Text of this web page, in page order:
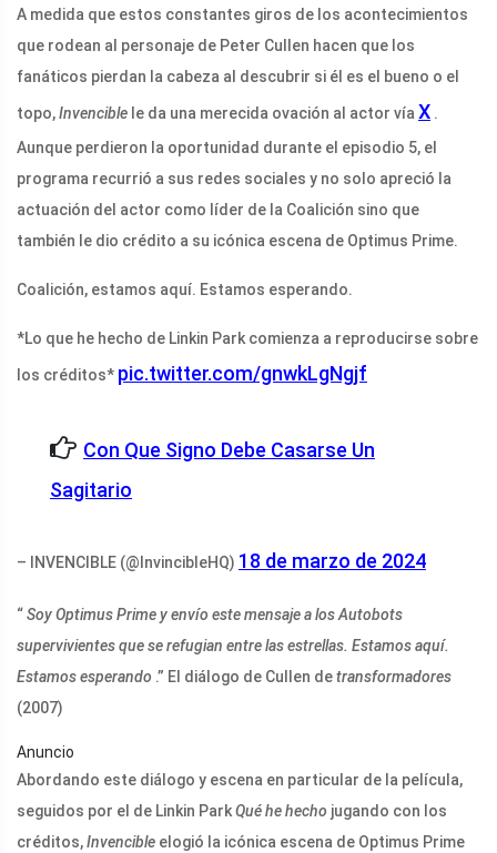
A medida que estos constantes giros de los acontecimientos
que rodean al personaje de Peter Cullen hacen que los
fanáticos pierdan la cabeza al descubrir si él es el bueno o el
topo,Invencible le da una merecida ovación al actor vía X .
Aunque perdieron la oportunidad durante el episodio 5, el
programa recurrió a sus redes sociales y no solo apreció la
actuación del actor como líder de la Coalición sino que
también le dio crédito a su icónica escena de Optimus Prime.
Coalición, estamos aquí. Estamos esperando.
*Lo que he hecho de Linkin Park comienza a reproducirse sobre
los créditos* pic.twitter.com/gnwkLgNgjf
Con Que Signo Debe Casarse Un
Sagitario
– INVENCIBLE (@InvincibleHQ) 18 de marzo de 2024
“Soy Optimus Prime y envío este mensaje a los Autobots
supervivientes que se refugian entre las estrellas. Estamos aquí.
Estamos esperando .” El diálogo de Cullen detransformadores
(2007)
Anuncio
Abordando este diálogo y escena en particular de la película,
seguidos por el de Linkin ParkQué he hecho jugando con los
créditos,Invencible elogió la icónica escena de Optimus Prime